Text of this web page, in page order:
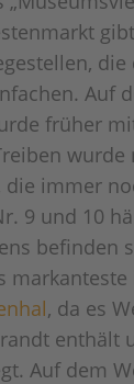
die
Auf
früher
die immer
9 und 10
befinden
markanteste
, da es
enthält
Auf dem